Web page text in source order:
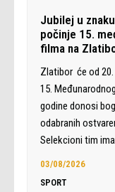
Jubilej u
počinje 15.
filma na
Zlatibor će od
15.
godine donosi
odabranih
Selekcioni tim
03/08/2026
SPORT